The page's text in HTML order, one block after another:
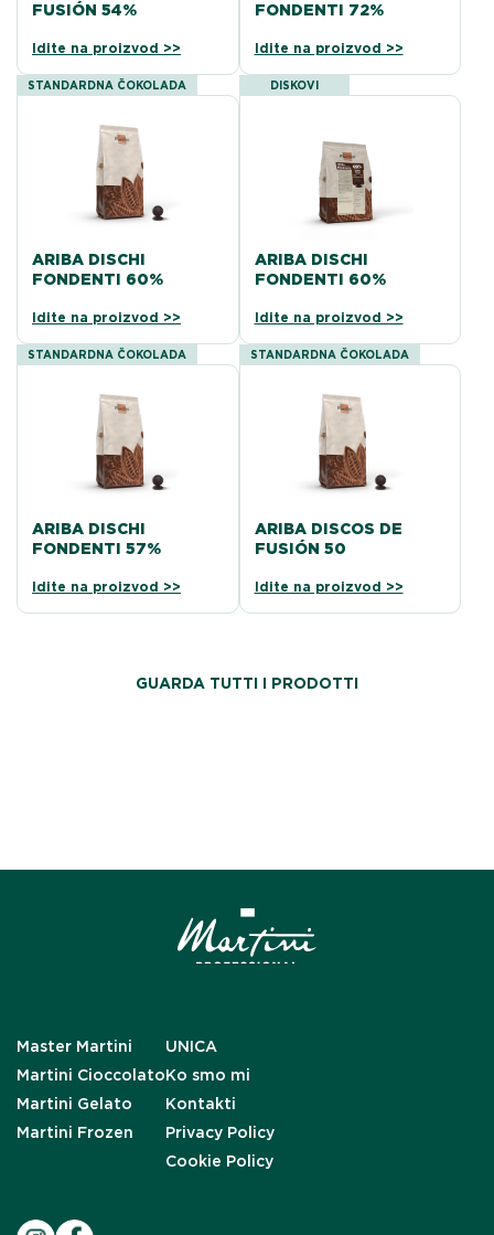
FUSIÓN 54%
Idite na proizvod >>
FONDENTI 72%
Idite na proizvod >>
STANDARDNA ČOKOLADA
ARIBA DISCHI
FONDENTI 60%
Idite na proizvod >>
DISKOVI
ARIBA DISCHI
FONDENTI 60%
Idite na proizvod >>
STANDARDNA ČOKOLADA
ARIBA DISCHI
FONDENTI 57%
Idite na proizvod >>
STANDARDNA ČOKOLADA
ARIBA DISCOS DE
FUSIÓN 50
Idite na proizvod >>
GUARDA TUTTI I PRODOTTI
Master Martini
Martini Cioccolato
Martini Gelato
Martini Frozen
UNICA
Ko smo mi
Kontakti
Privacy Policy
Cookie Policy